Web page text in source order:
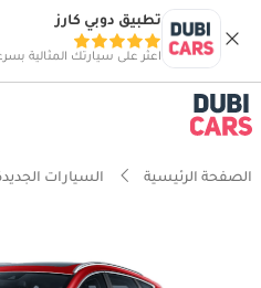
تطبيق دوبي كارز
اعثر على سيارتك المثالية
الصفحة الرئيسية السيارات